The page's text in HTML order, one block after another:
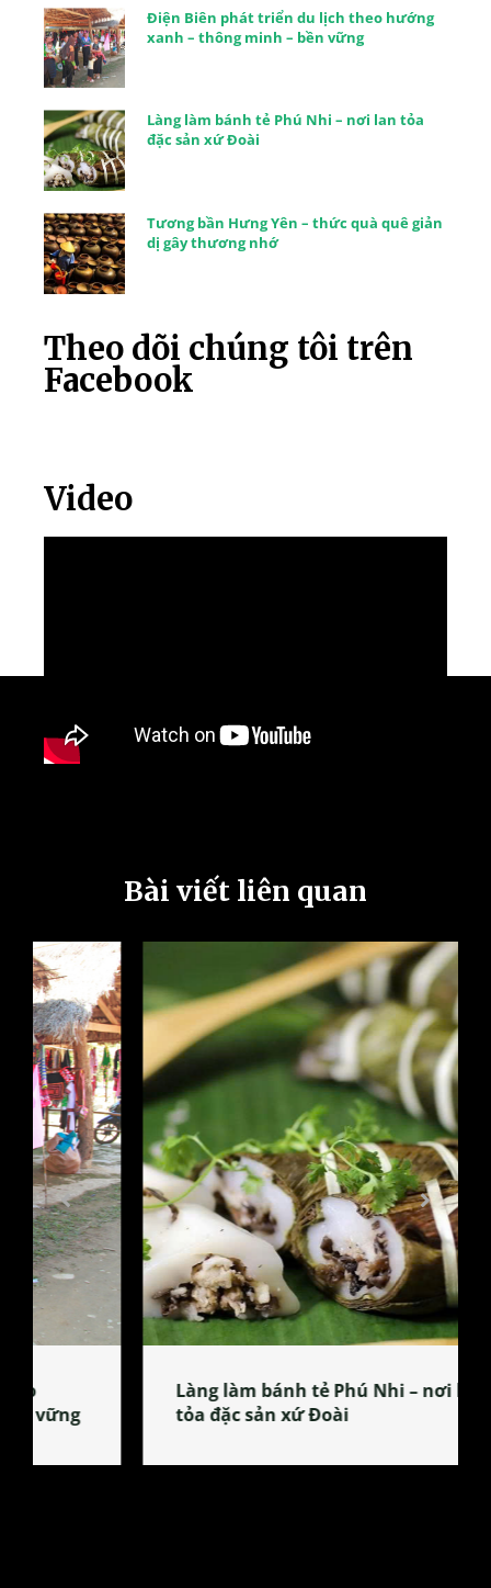
Điện Biên phát triển du lịch theo hướng
xanh – thông minh – bền vững
Làng làm bánh tẻ Phú Nhi – nơi lan tỏa
đặc sản xứ Đoài
Tương bần Hưng Yên – thức quà quê giản
dị gây thương nhớ
Theo dõi chúng tôi trên
Facebook
Video
Bài viết liên quan
Làng làm bánh tẻ Phú Nhi – nơi lan
tỏa đặc sản xứ Đoài